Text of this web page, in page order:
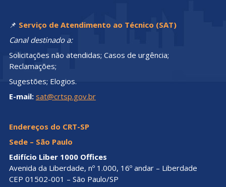
📌 Serviço de Atendimento ao Técnico (SAT)
Canal destinado a:
Solicitações não atendidas; Casos de urgência;
Reclamações;
Sugestões; Elogios.
E-mail: sat@crtsp.gov.br
Endereços do CRT-SP
Sede – São Paulo
Edifício Liber 1000 Offices
Avenida da Liberdade, nº 1.000, 16º andar – Liberdade
CEP 01502-001 – São Paulo/SP